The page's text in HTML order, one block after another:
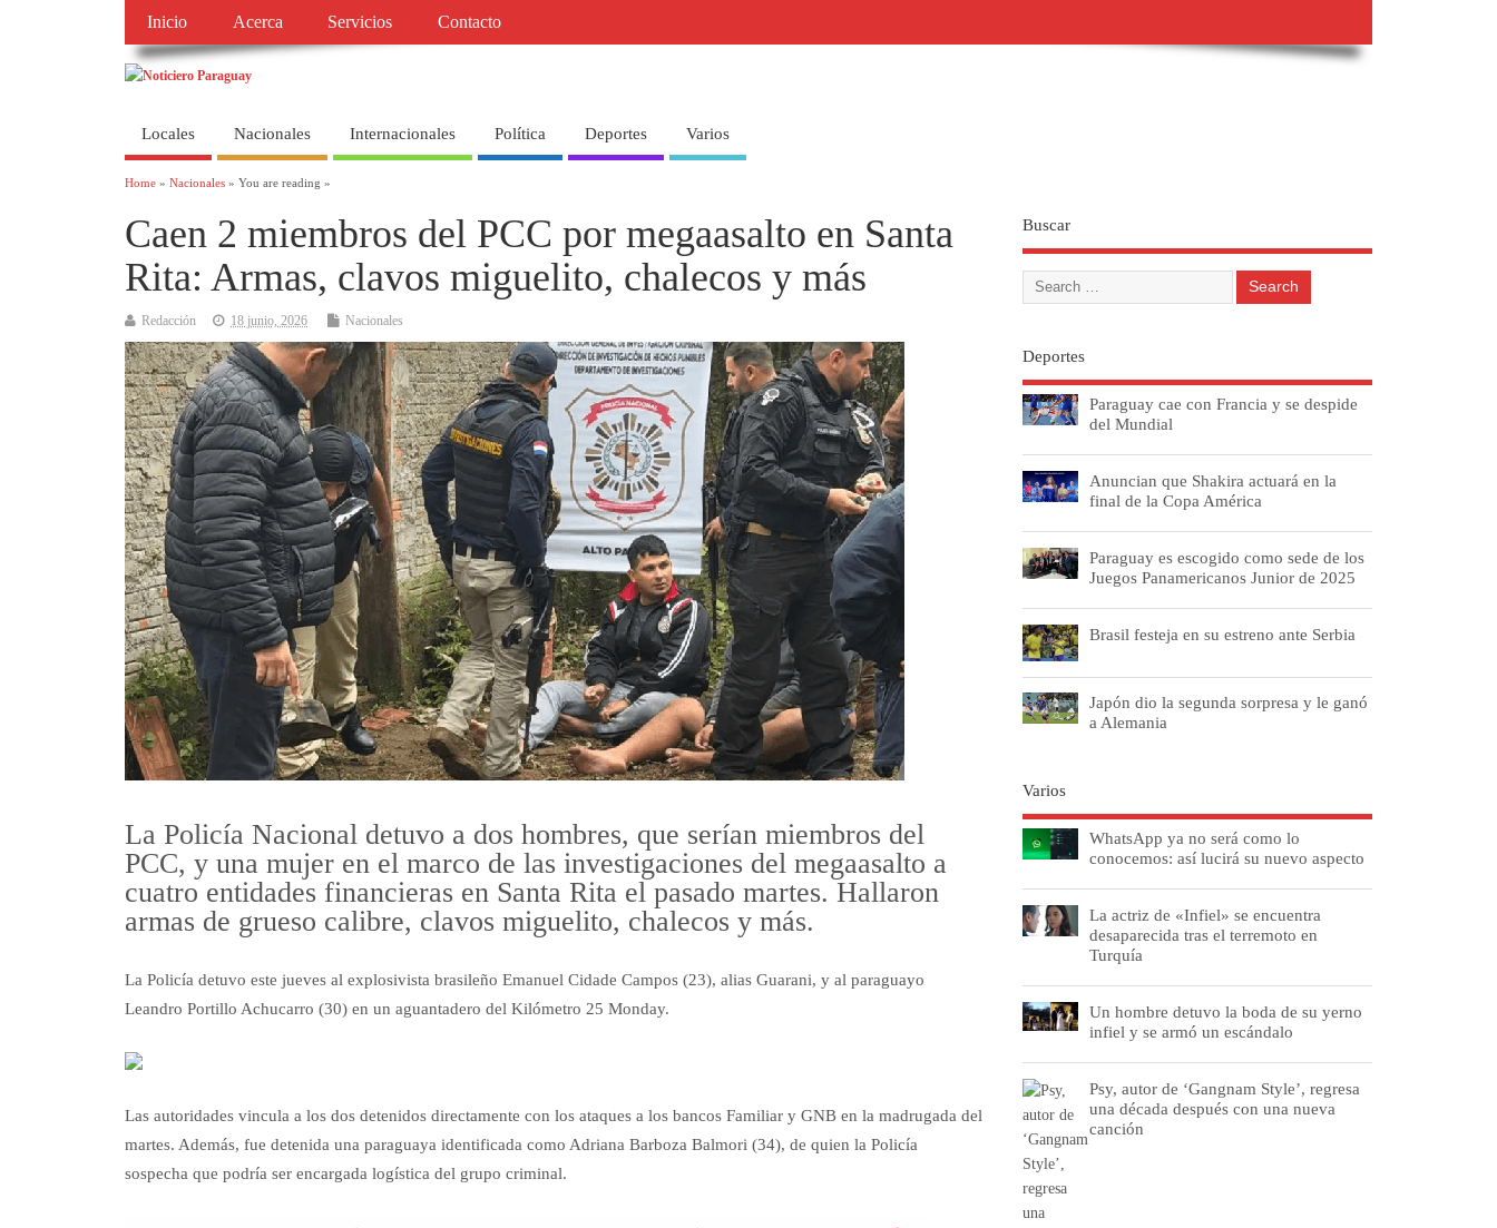
Inicio Acerca Servicios Contacto
Locales Nacionales Internacionales Política Deportes Varios
Home » Nacionales » You are reading »
Caen 2 miembros del PCC por megaasalto en Santa
Rita: Armas, clavos miguelito, chalecos y más
Redacción 18 junio, 2026 Nacionales
La Policía Nacional detuvo a dos hombres, que serían miembros del
PCC, y una mujer en el marco de las investigaciones del megaasalto a
cuatro entidades financieras en Santa Rita el pasado martes. Hallaron
armas de grueso calibre, clavos miguelito, chalecos y más.
La Policía detuvo este jueves al explosivista brasileño Emanuel Cidade Campos (23), alias Guarani, y al paraguayo
Leandro Portillo Achucarro (30) en un aguantadero del Kilómetro 25 Monday.
Las autoridades vincula a los dos detenidos directamente con los ataques a los bancos Familiar y GNB en la madrugada del
martes. Además, fue detenida una paraguaya identificada como Adriana Barboza Balmori (34), de quien la Policía
sospecha que podría ser encargada logística del grupo criminal.
Buscar
Deportes
Paraguay cae con Francia y se despide
del Mundial
Anuncian que Shakira actuará en la
final de la Copa América
Paraguay es escogido como sede de los
Juegos Panamericanos Junior de 2025
Brasil festeja en su estreno ante Serbia
Japón dio la segunda sorpresa y le ganó
a Alemania
Varios
WhatsApp ya no será como lo
conocemos: así lucirá su nuevo aspecto
La actriz de «Infiel» se encuentra
desaparecida tras el terremoto en
Turquía
Un hombre detuvo la boda de su yerno
infiel y se armó un escándalo
Psy, autor de ‘Gangnam Style’, regresa
una década después con una nueva
canción